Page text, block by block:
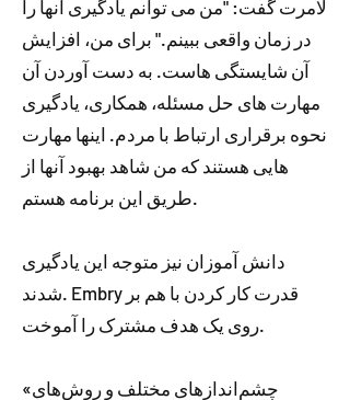
لامرت گفت: "من می توانم یادگیری آنها را
در زمان واقعی ببینم." برای من، افزایش
آن شایستگی هاست. به دست آوردن آن
مهارت های حل مسئله، همکاری، یادگیری
نحوه برقراری ارتباط با مردم. اینها مهارت
هایی هستند که من شاهد بهبود آنها از
طریق این برنامه هستم.
دانش آموزان نیز متوجه این یادگیری
شدند. Embry قدرت کار کردن با هم بر
روی یک هدف مشترک را آموخت.
«چشم‌اندازهای مختلف و روش‌های